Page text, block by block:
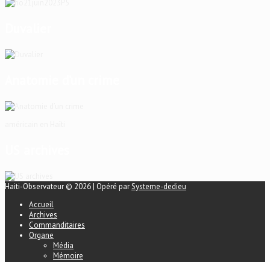
Haiti-Observateur © 2026 | Opéré parSysteme-dedieu
Accueil
Archives
Commanditaires
Organe
Média
Mémoire